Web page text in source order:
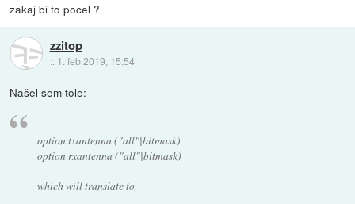
zakaj bi to pocel ?
zzitop
:: 1. feb 2019, 15:54
Našel sem tole:
option txantenna ("all"|bitmask)
option rxantenna ("all"|bitmask)
which will translate to